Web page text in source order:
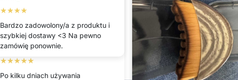
Lana
★★★★★
Po kilku dniach używania
Stanislawa
★★★★★
Używam jej wieczorem i masaż
★★★★
Bardzo zadowolony/a z produktu i
szybkiej dostawy <3 Na pewno
zamówię ponownie.